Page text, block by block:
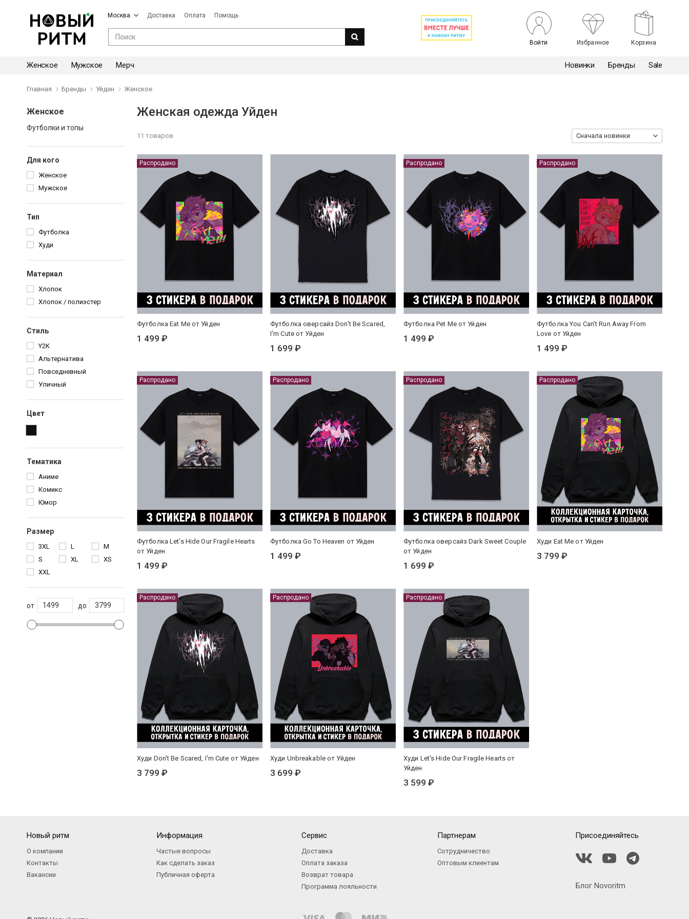
Москва Доставка Оплата Помощь
Войти Избранное Корзина
Женское Мужское Мерч Новинки Бренды Sale
Главная Бренды Уйден Женское
Женское
Футболки и топы
Для кого
Женское
Мужское
Тип
Футболка
Худи
Материал
Хлопок
Хлопок / полиэстер
Стиль
Y2K
Альтернатива
Повседневный
Уличный
Цвет
Тематика
Аниме
Комикс
Юмор
Размер
3XL L
M
S
XL
XS
XXL
от до
Женская одежда Уйден
11 товаров Сначала новинки
Распродано
Футболка Eat Me от Уйден
1 499 ₽
Футболка оверсайз Don't Be Scared,
I'm Cute от Уйден
1 699 ₽
Распродано
Футболка Pet Me от Уйден
1 499 ₽
Распродано
Футболка You Can’t Run Away From
Love от Уйден
1 499 ₽
Распродано
Футболка Let’s Hide Our Fragile Hearts
от Уйден
1 499 ₽
Распродано
Футболка Go To Heaven от Уйден
1 499 ₽
Распродано
Футболка оверсайз Dark Sweet Couple
от Уйден
1 699 ₽
Распродано
Худи Eat Me от Уйден
3 799 ₽
Распродано
Худи Don't Be Scared, I'm Cute от Уйден
3 799 ₽
Распродано
Худи Unbreakable от Уйден
3 699 ₽
Распродано
Худи Let's Hide Our Fragile Hearts от
Уйден
3 599 ₽
Новый ритм
О компании
Контакты
Вакансии
Блог Novoritm
Информация
Частые вопросы
Как сделать заказ
Публичная оферта
Сервис
Доставка
Оплата заказа
Возврат товара
Программа лояльности
Партнерам
Сотрудничество
Оптовым клиентам
Присоединяйтесь